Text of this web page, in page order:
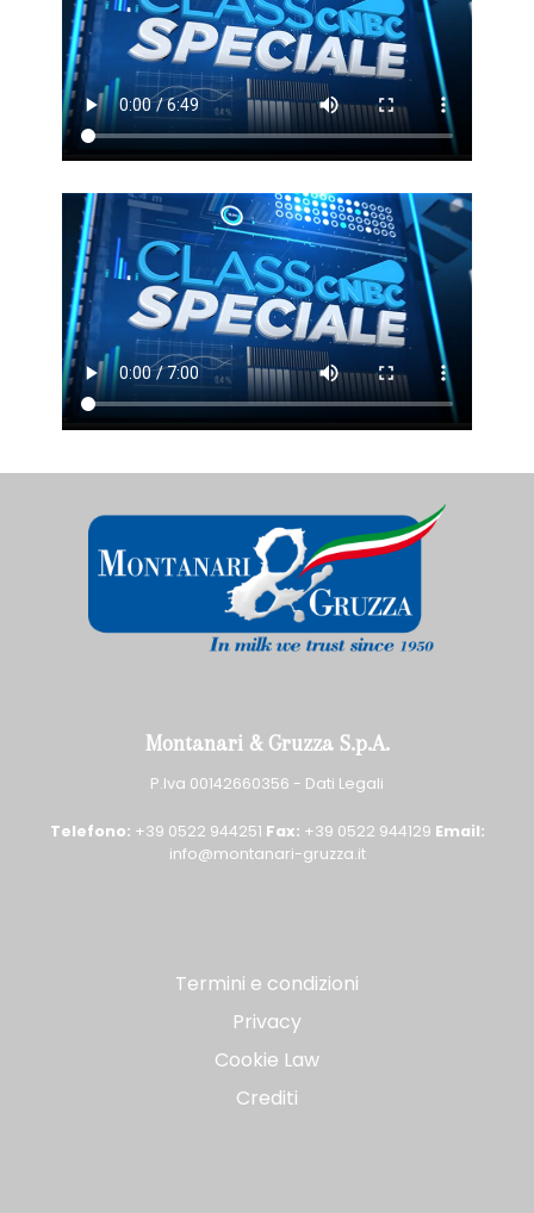
Montanari & Gruzza S.p.A.
P.Iva 00142660356 - Dati Legali
Telefono: +39 0522 944251 Fax: +39 0522 944129 Email:
info@montanari-gruzza.it
Termini e condizioni
Privacy
Cookie Law
Crediti